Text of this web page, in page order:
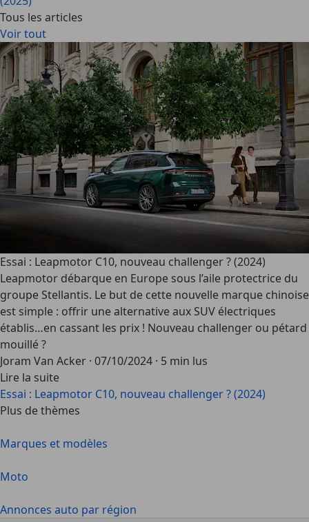
Tous les articles
Voir tout
Essai : Leapmotor C10, nouveau challenger ? (2024)
Leapmotor débarque en Europe sous l’aile protectrice du
groupe Stellantis. Le but de cette nouvelle marque chinoise
est simple : offrir une alternative aux SUV électriques
établis…en cassant les prix ! Nouveau challenger ou pétard
mouillé ?
Joram Van Acker · 07/10/2024 · 5 min lus
Lire la suite
Essai : Leapmotor C10, nouveau challenger ? (2024)
Plus de thèmes
Marques et modèles
Moto
Annonces auto par région